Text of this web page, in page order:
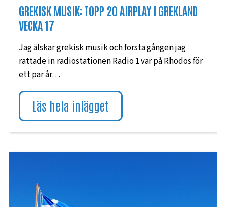
GREKISK MUSIK: TOPP 20 AIRPLAY I GREKLAND
VECKA 17
Jag älskar grekisk musik och första gången jag
rattade in radiostationen Radio 1 var på Rhodos för
ett par år…
Läs hela inlägget